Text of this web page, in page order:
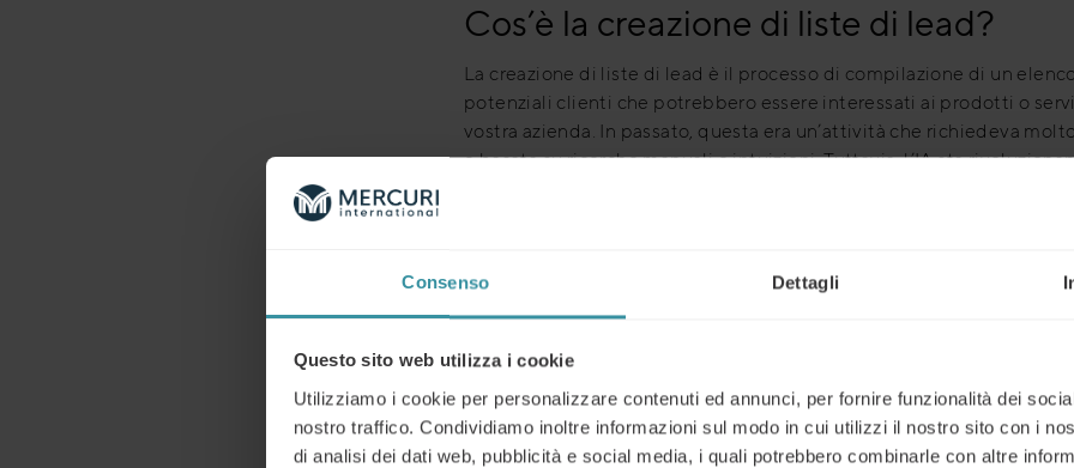
Consenso Dettagli
Questo sito web utilizza i cookie
Utilizziamo i cookie per personalizzare contenuti ed annunci, per fornire funzionalità dei
nostro traffico. Condividiamo inoltre informazioni sul modo in cui utilizzi il nostro sito con i
di analisi dei dati web, pubblicità e social media, i quali potrebbero combinarle con altre
Cos’è la creazione di liste di lead?
La creazione di liste di lead è il processo di compilazione di un
potenziali clienti che potrebbero essere interessati ai prodotti o
vostra azienda. In passato, questa era un’attività che richiedeva
e basata su ricerche manuali e intuizioni. Tuttavia, l’IA sta
L’approccio tradizionale alla creazione
liste di lead
Prima di capire come l’IA stia cambiando le regole del gioco, è utile
comprendere i metodi tradizionali per costruire una lista di lead. Le